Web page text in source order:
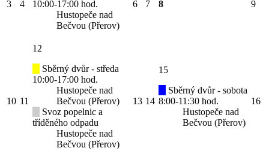
3 4
10:00-17:00 hod.
Hustopeče nad
Bečvou (Přerov)
6 7 8 9
10 11
12
Sběrný dvůr - středa
10:00-17:00 hod.
Hustopeče nad
Bečvou (Přerov)
Svoz popelnic a
tříděného odpadu
Hustopeče nad
Bečvou (Přerov)
13 14
15
Sběrný dvůr - sobota
8:00-11:30 hod.
Hustopeče nad
Bečvou (Přerov)
16